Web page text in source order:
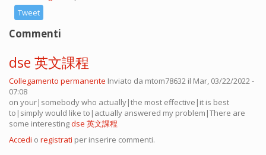
Tweet
Commenti
dse 英文課程
Collegamento permanente Inviato da mtom78632 il Mar, 03/22/2022 -
07:08
on your|somebody who actually|the most effective|it is best
to|simply would like to|actually answered my problem|There are
some interestingdse 英文課程
Accedi o registrati per inserire commenti.